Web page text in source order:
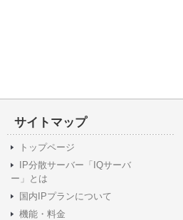
サイトマップ
トップページ
IP分散サーバー「IQサーバ
ー」とは
国内IPプランについて
機能・料金